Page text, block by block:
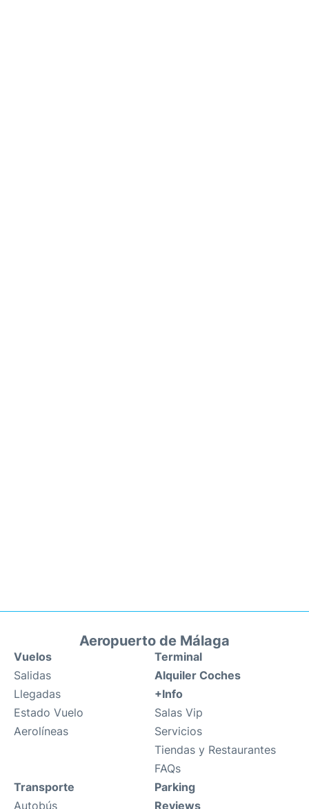
Aeropuerto de Málaga
Vuelos
Salidas
Llegadas
Estado Vuelo
Aerolíneas
Terminal
Alquiler Coches
+Info
Salas Vip
Servicios
Tiendas y Restaurantes
FAQs
Transporte
Autobús
Parking
Reviews